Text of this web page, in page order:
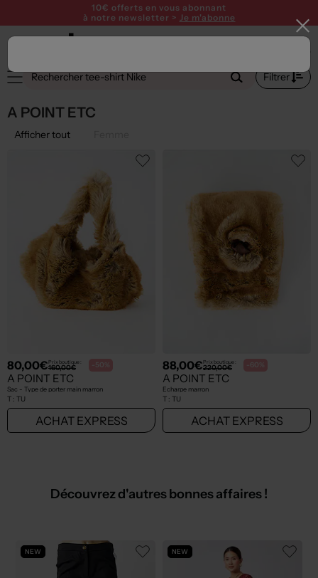
10€ offerts en vous abonnant
à notre newsletter > Je m'abonne
Filtrer
A POINT ETC
Afficher tout
80,00€Prix boutique :
160,00€ -50%
A POINT ETC
Sac - Type de porter main marron
T : TU
ACHAT EXPRESS
88,00€Prix boutique :
220,00€ -60%
A POINT ETC
Echarpe marron
T : TU
ACHAT EXPRESS
Découvrez d'autres bonnes affaires !
NEW NEW